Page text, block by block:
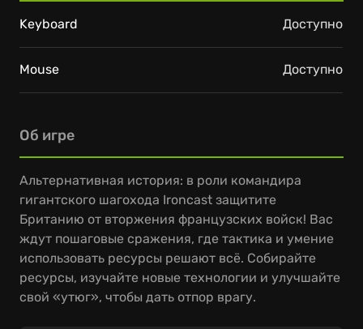
Об игре
Альтернативная история: в роли командира
гигантского шагохода Ironcast защитите
Британию от вторжения французских войск! Вас
ждут пошаговые сражения, где тактика и умение
использовать ресурсы решают всё. Собирайте
ресурсы, изучайте новые технологии и улучшайте
свой «утюг», чтобы дать отпор врагу.
Keyboard Доступно
Mouse Доступно